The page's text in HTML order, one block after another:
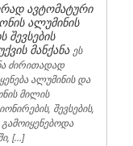
ავტომატური
ალუმინის
შევსების
მანქანა ეს
ძირითადად
ალუმინის და
მილის
შევსების,
[…]